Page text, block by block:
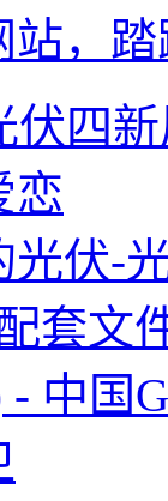
站，
伏四
恋
光伏-
套文
中国